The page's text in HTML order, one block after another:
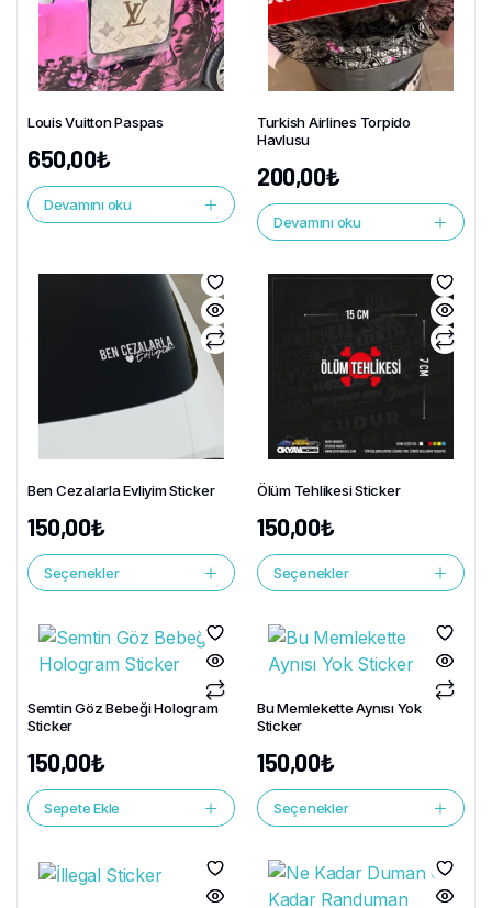
Louis Vuitton Paspas
650,00₺
Devamını oku
Turkish Airlines Torpido
Havlusu
200,00₺
Devamını oku
Ben Cezalarla Evliyim Sticker
150,00₺
Seçenekler
Ölüm Tehlikesi Sticker
150,00₺
Seçenekler
Semtin Göz Bebeği Hologram
Sticker
150,00₺
Sepete Ekle
Bu Memlekette Aynısı Yok
Sticker
150,00₺
Seçenekler